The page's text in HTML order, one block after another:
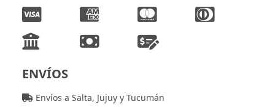
ENVÍOS
Envíos a Salta, Jujuy y Tucumán